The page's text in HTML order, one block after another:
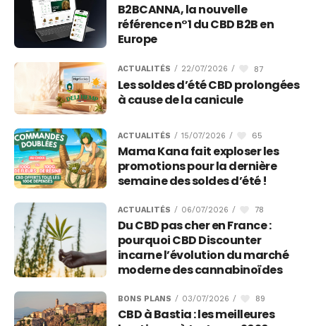
B2BCANNA, la nouvelle
référence n°1 du CBD B2B en
Europe
ACTUALITÉS / 22/07/2026 / 87
Les soldes d’été CBD prolongées
à cause de la canicule
ACTUALITÉS / 15/07/2026 / 65
Mama Kana fait exploser les
promotions pour la dernière
semaine des soldes d’été !
ACTUALITÉS / 06/07/2026 / 78
Du CBD pas cher en France :
pourquoi CBD Discounter
incarne l’évolution du marché
moderne des cannabinoïdes
BONS PLANS / 03/07/2026 / 89
CBD à Bastia : les meilleures